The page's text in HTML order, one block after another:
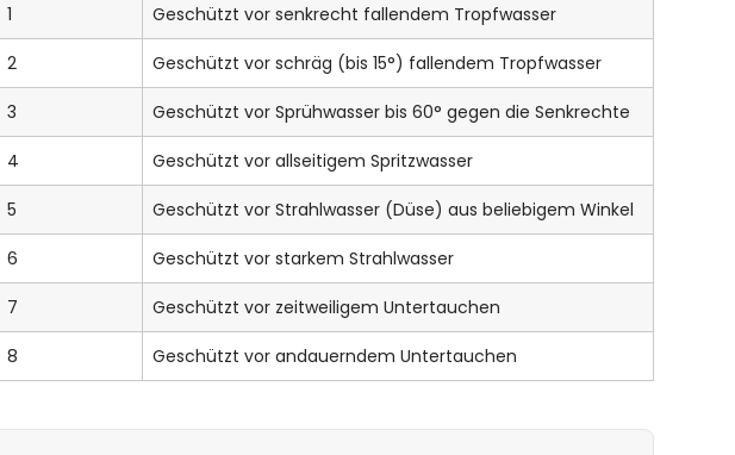
1 Geschützt vor senkrecht fallendem Tropfwasser
2 Geschützt vor schräg (bis 15°) fallendem Tropfwasser
3 Geschützt vor Sprühwasser bis 60° gegen die Senkrechte
4 Geschützt vor allseitigem Spritzwasser
5 Geschützt vor Strahlwasser (Düse) aus beliebigem Winkel
6 Geschützt vor starkem Strahlwasser
7 Geschützt vor zeitweiligem Untertauchen
8 Geschützt vor andauerndem Untertauchen